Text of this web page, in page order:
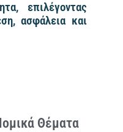
επιλέγοντας
ασφάλεια και
Θέματα